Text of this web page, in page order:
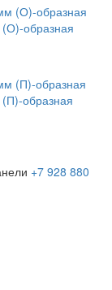
образная
образная
+7 928 880